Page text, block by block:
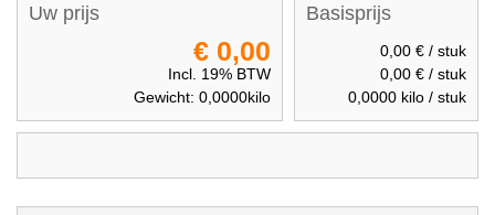
Basisprijs
0,00 € / stuk
0,00 € / stuk
0,0000 kilo / stuk
Uw prijs
€ 0,00
Incl. 19% BTW
Gewicht: 0,0000kilo